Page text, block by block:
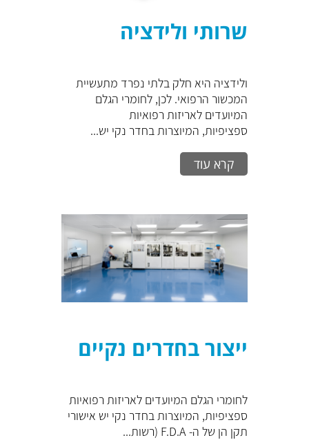
שרותי ולידציה
ולידציה היא חלק בלתי נפרד מתעשיית
המכשור הרפואי. לכן, לחומרי הגלם
המיועדים לאריזות רפואיות
ספציפיות, המיוצרות בחדר נקי יש...
קרא עוד
ייצור בחדרים נקיים
לחומרי הגלם המיועדים לאריזות רפואיות
ספציפיות, המיוצרות בחדר נקי יש אישורי
תקן הן של ה- F.D.A (רשות...